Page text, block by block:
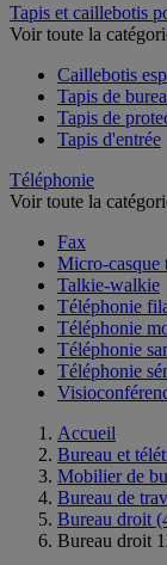
Tapis et caillebotis
Voir toute la
Caillebotis
Tapis de
Tapis de
Tapis d'entrée
Téléphonie
Voir toute la
Fax
Micro-casque
Talkie-walkie
Téléphonie
Téléphonie
Téléphonie
Téléphonie
Accueil
Bureau et
Mobilier de
Bureau de
Bureau droit
Bureau droit